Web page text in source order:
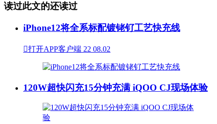
读过此文的还读过
iPhone12将全系标配镀铑钌工艺快充线
打开APP客户端 22 08.02
120W超快闪充15分钟充满 iQOO CJ现场体验